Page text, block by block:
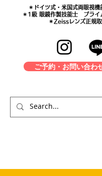
＊​ドイツ式・米国式両眼視機
＊1級 眼鏡作製技能士 プラ
＊Zeissレンズ正規
ご予約・お問い合